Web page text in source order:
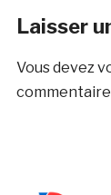
Laisser
Vous devez